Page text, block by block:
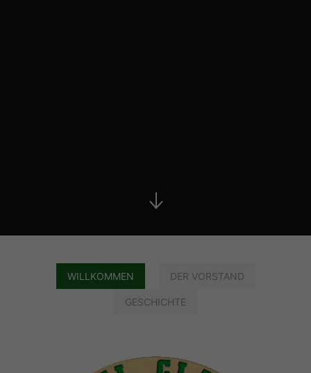
WILLKOMMEN DER VORSTAND
GESCHICHTE